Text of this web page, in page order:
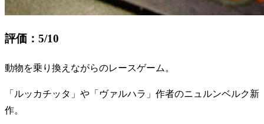
評価：5/10
動物を乗り換えながらのレースゲーム。
「ルッカチッタ」や「ヴァルハラ」作者のニュルンベルク新
作。